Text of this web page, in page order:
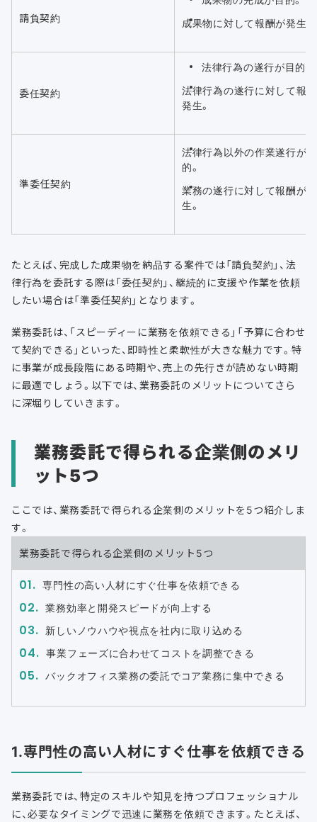
請負契約
成果物に対して報酬が発生。
委任契約
法律行為の遂行が目的。
法律行為の遂行に対して報
発生。
準委任契約
法律行為以外の作業遂行が目
的。
業務の遂行に対して報酬が発
生。
たとえば、完成した成果物を納品する案件では「請負契約」、法
律行為を委託する際は「委任契約」、継続的に支援や作業を依頼
したい場合は「準委任契約」となります。
業務委託は、「スピーディーに業務を依頼できる」「予算に合わせ
て契約できる」といった、即時性と柔軟性が大きな魅力です。特
に事業が成長段階にある時期や、売上の先行きが読めない時期
に最適でしょう。以下では、業務委託のメリットについてさら
に深堀りしていきます。
業務委託で得られる企業側のメリ
ット5つ
ここでは、業務委託で得られる企業側のメリットを5つ紹介しま
す。
業務委託で得られる企業側のメリット5つ
専門性の高い人材にすぐ仕事を依頼できる
業務効率と開発スピードが向上する
新しいノウハウや視点を社内に取り込める
事業フェーズに合わせてコストを調整できる
バックオフィス業務の委託でコア業務に集中できる
1.専門性の高い人材にすぐ仕事を依頼できる
業務委託では、特定のスキルや知見を持つプロフェッショナル
に、必要なタイミングで迅速に業務を依頼できます。たとえば、